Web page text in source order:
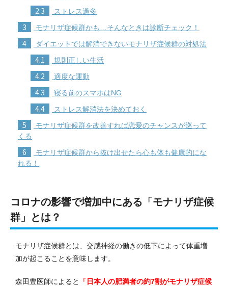
2.3 ストレス過多
3 モナリザ症候群かも…そんなときは診断チェック！
4 ダイエットでは解消できないモナリザ症候群の対処法
4.1 規則正しい生活
4.2 適度な運動
4.3 寝る前のスマホはNG
4.4 ストレス解消法を決めておく
5
モナリザ症候群を改善すれば恋愛のチャンスが巡って
くる
6
モナリザ症候群から抜け出せたら心も体も健康的にな
れる！
コロナの影響で増加中にある「モナリザ症候
群」とは？
モナリザ症候群とは、交感神経の働きの低下によって体重増
加が起こることを意味します。
森田豊医師によると
「日本人の肥満者の約7割がモナリザ症候